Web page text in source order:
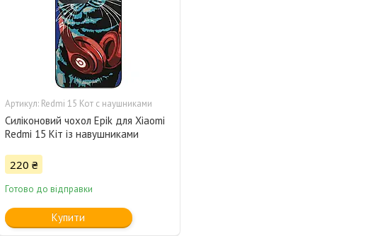
Redmi 15 Кот с наушниками
Силіконовий чохол Epik для Xiaomi
Redmi 15 Кіт із навушниками
220 ₴
Готово до відправки
Купити